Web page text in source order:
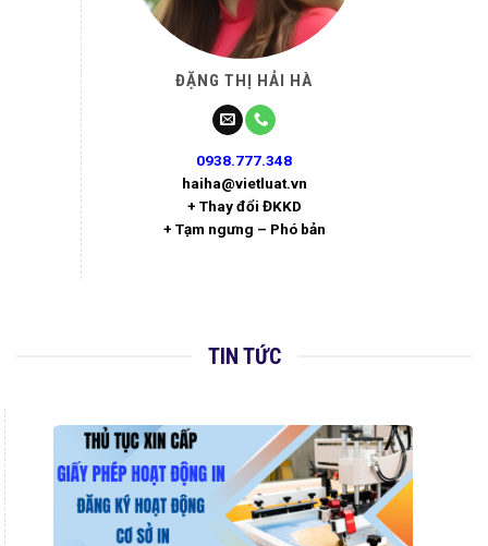
ĐẶNG THỊ HẢI HÀ
0938.777.348
haiha@vietluat.vn
+ Thay đổi ĐKKD
+ Tạm ngưng – Phó bản
TIN TỨC